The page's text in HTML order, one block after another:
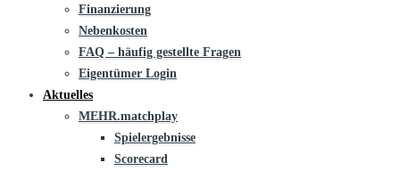
Finanzierung
Nebenkosten
FAQ – häufig gestellte Fragen
Eigentümer Login
Aktuelles
MEHR.matchplay
Spielergebnisse
Scorecard